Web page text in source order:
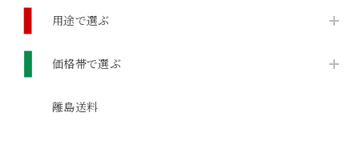
用途で選ぶ
価格帯で選ぶ
離島送料